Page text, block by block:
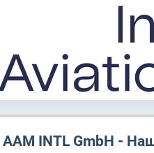
AAM INTL GmbH -